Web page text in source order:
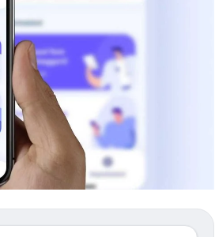
Quando la finanza pesa più
dell’economia reale. L’America sta
ripetendo gli errori del 2008?
sempre più sganciata dall’economia
reale. (…)